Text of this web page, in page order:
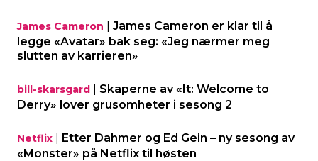
James Cameron
James Cameron er klar til å
legge «Avatar» bak seg: «Jeg nærmer meg
slutten av karrieren»
bill-skarsgard
Skaperne av «It: Welcome to
Derry» lover grusomheter i sesong 2
Netflix
Etter Dahmer og Ed Gein – ny sesong av
«Monster» på Netflix til høsten